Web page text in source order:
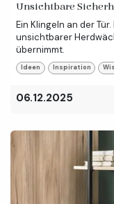
Unsichtbare
Ein Klingeln an der
unsichtbarer
übernimmt.
Ideen Inspiration
06.12.2025